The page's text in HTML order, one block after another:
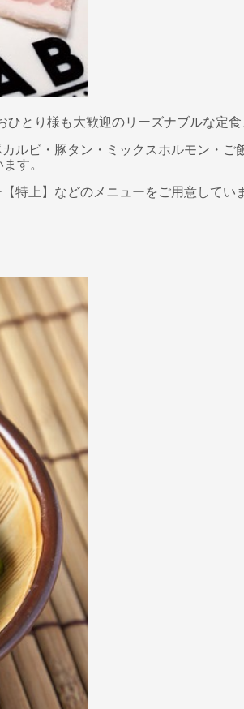
とり様も大歓迎のリーズナブルな定食
ビ・豚タン・ミックスホルモン・ご
す。
上】などのメニューをご用意してい